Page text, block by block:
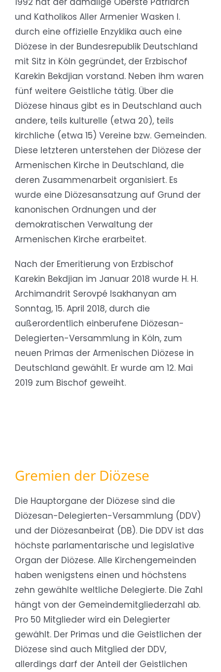
und Katholikos Aller Armenier Wasken I.
durch eine offizielle Enzyklika auch eine
Diözese in der Bundesrepublik Deutschland
mit Sitz in Köln gegründet, der Erzbischof
Karekin Bekdjian vorstand. Neben ihm waren
fünf weitere Geistliche tätig. Über die
Diözese hinaus gibt es in Deutschland auch
andere, teils kulturelle (etwa 20), teils
kirchliche (etwa 15) Vereine bzw. Gemeinden.
Diese letzteren unterstehen der Diözese der
Armenischen Kirche in Deutschland, die
deren Zusammenarbeit organisiert. Es
wurde eine Diözesansatzung auf Grund der
kanonischen Ordnungen und der
demokratischen Verwaltung der
Armenischen Kirche erarbeitet.
Nach der Emeritierung von Erzbischof
Karekin Bekdjian im Januar 2018 wurde H. H.
Archimandrit Serovpé Isakhanyan am
Sonntag, 15. April 2018, durch die
außerordentlich einberufene Diözesan-
Delegierten-Versammlung in Köln, zum
neuen Primas der Armenischen Diözese in
Deutschland gewählt. Er wurde am 12. Mai
2019 zum Bischof geweiht.
Gremien der Diözese
Die Hauptorgane der Diözese sind die
Diözesan-Delegierten-Versammlung (DDV)
und der Diözesanbeirat (DB). Die DDV ist das
höchste parlamentarische und legislative
Organ der Diözese. Alle Kirchengemeinden
haben wenigstens einen und höchstens
zehn gewählte weltliche Delegierte. Die Zahl
hängt von der Gemeindemitgliederzahl ab.
Pro 50 Mitglieder wird ein Delegierter
gewählt. Der Primas und die Geistlichen der
Diözese sind auch Mitglied der DDV,
allerdings darf der Anteil der Geistlichen